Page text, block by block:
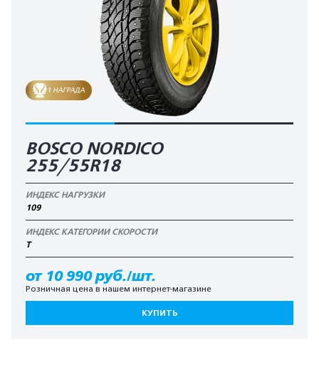
1 НАГРАДА
BOSCO NORDICO
255/55R18
ИНДЕКС НАГРУЗКИ
109
ИНДЕКС КАТЕГОРИИ СКОРОСТИ
T
от 10 990 руб./шт.
Розничная цена в нашем интернет-магазине
КУПИТЬ